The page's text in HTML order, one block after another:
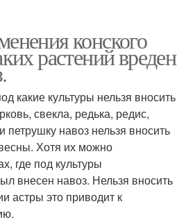
конского
растений вреден
какие культуры нельзя вносить
свекла, редька, редис,
петрушку навоз нельзя вносить
Хотя их можно
где под культуры
внесен навоз. Нельзя вносить
астры это приводит к